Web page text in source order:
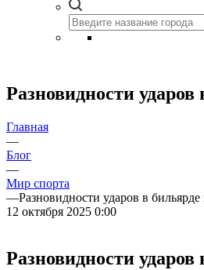
Разновидности
Главная
—
Блог
—
Мир спорта
—Разновидности ударов в
12 октября 2025 0:00
Разновидности